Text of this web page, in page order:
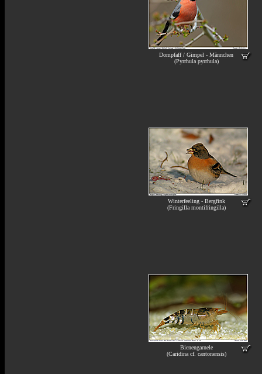
Dompfaff / Gimpel - Männchen
(Pyrrhula pyrrhula)
Winterfeeling - Bergfink
(Fringilla montifringilla)
Bienengarnele
(Caridina cf. cantonensis)